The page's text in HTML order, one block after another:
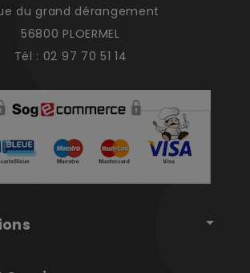
du grand dérangement
56800 PLOERMEL
Tél : 02 97 70 51 14